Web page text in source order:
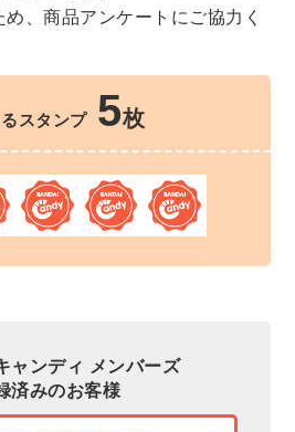
、商品アンケートにご協力く
スタンプ 5枚
ャンディ メンバーズ
済みのお客様